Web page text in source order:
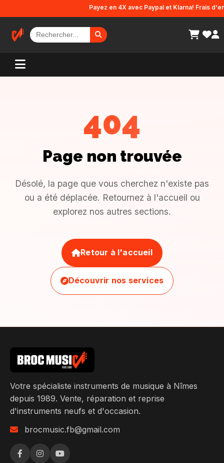
Payez en 4X avec Paypal et Klarna! Frais
404
Page non trouvée
Désolé, la page que vous cherchez n'existe pas
ou a été déplacée. Retournez à l'accueil ou
explorez nos autres sections.
Retour à l'accueil
Découvrir nos services
Votre spécialiste instruments de musique à Nîmes
depuis 1989. Vente, réparation et reprise
d'instruments neufs et d'occasion.
brocmusic.fb@gmail.com
Panneau de gestion des cookies